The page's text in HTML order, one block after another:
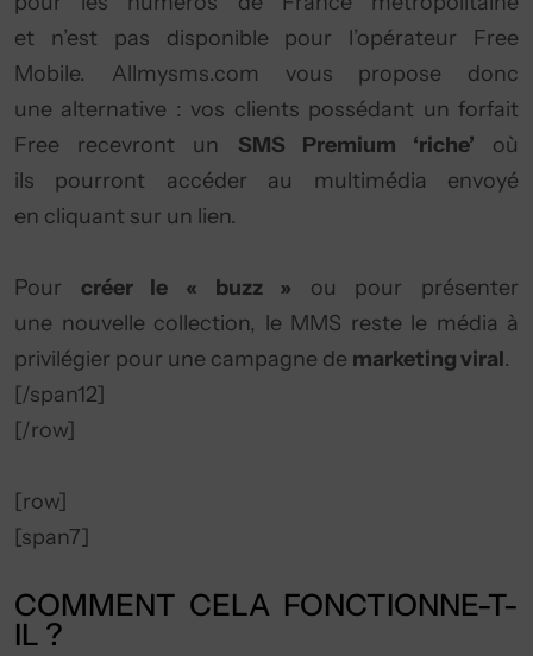
et n’est pas disponible pour l’opérateur Free
Mobile. Allmysms.com vous propose donc
une alternative : vos clients possédant un forfait
Free recevront un SMS Premium ‘riche’ où
ils pourront accéder au multimédia envoyé
en cliquant sur un lien.
Pour créer le « buzz » ou pour présenter
une nouvelle collection, le MMS reste le média à
privilégier pour une campagne de marketing viral.
[/span12]
[/row]
[row]
[span7]
COMMENT CELA FONCTIONNE-T-
IL ?